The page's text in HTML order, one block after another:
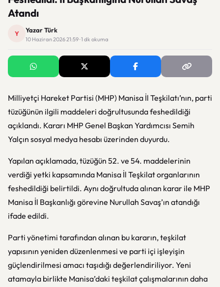
Atandı
Y Yazar Türk
10 Haziran 2026 21:59 · 1 dk okuma
Milliyetçi Hareket Partisi (MHP) Manisa İl Teşkilatı’nın, parti
tüzüğünün ilgili maddeleri doğrultusunda feshedildiği
açıklandı. Kararı MHP Genel Başkan Yardımcısı Semih
Yalçın sosyal medya hesabı üzerinden duyurdu.
Yapılan açıklamada, tüzüğün 52. ve 54. maddelerinin
verdiği yetki kapsamında Manisa İl Teşkilat organlarının
feshedildiği belirtildi. Aynı doğrultuda alınan karar ile MHP
Manisa İl Başkanlığı görevine Nurullah Savaş’ın atandığı
ifade edildi.
Parti yönetimi tarafından alınan bu kararın, teşkilat
yapısının yeniden düzenlenmesi ve parti içi işleyişin
güçlendirilmesi amacı taşıdığı değerlendiriliyor. Yeni
atamayla birlikte Manisa’daki teşkilat çalışmalarının daha